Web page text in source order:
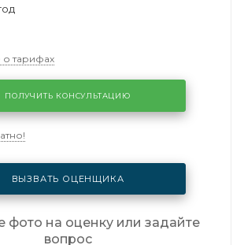
тарифах
ПОЛУЧИТЬ КОНСУЛЬТАЦИЮ
ВЫЗВАТЬ ОЦЕНЩИКА
фото на оценку или задайте
вопрос